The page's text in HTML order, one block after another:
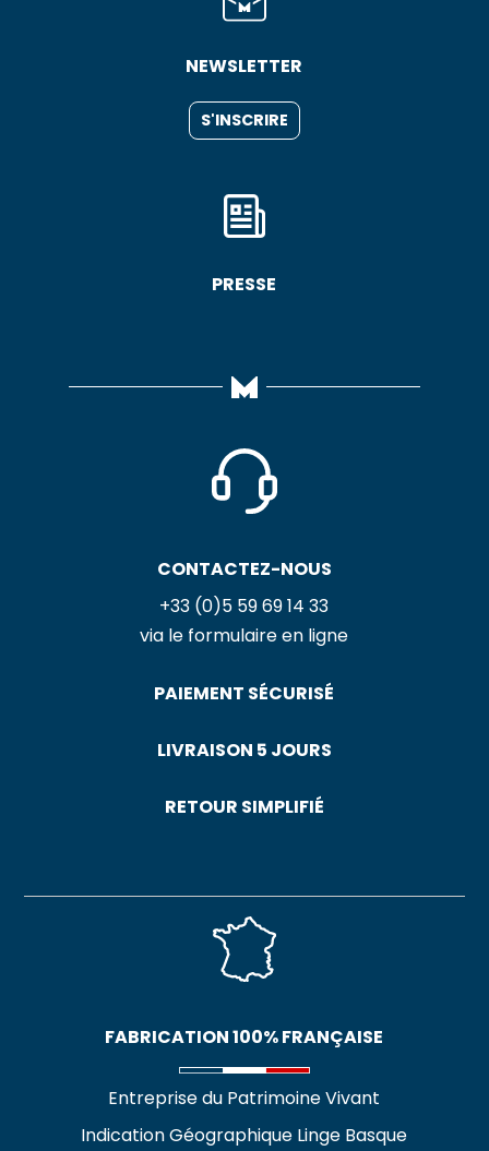
NEWSLETTER
S'INSCRIRE
PRESSE
CONTACTEZ-NOUS
+33 (0)5 59 69 14 33
via le formulaire en ligne
PAIEMENT SÉCURISÉ
LIVRAISON 5 JOURS
RETOUR SIMPLIFIÉ
FABRICATION 100% FRANÇAISE
Entreprise du Patrimoine Vivant
Indication Géographique Linge Basque